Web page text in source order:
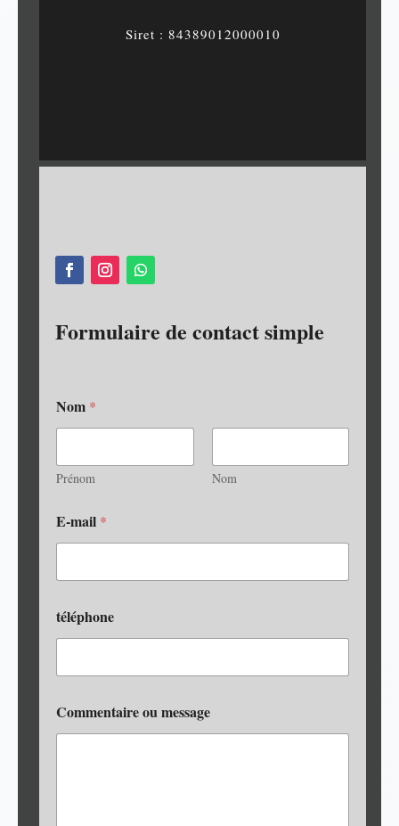
Siret : 84389012000010
Formulaire de contact simple
Nom *
Prénom Nom
E-mail *
téléphone
Commentaire ou message